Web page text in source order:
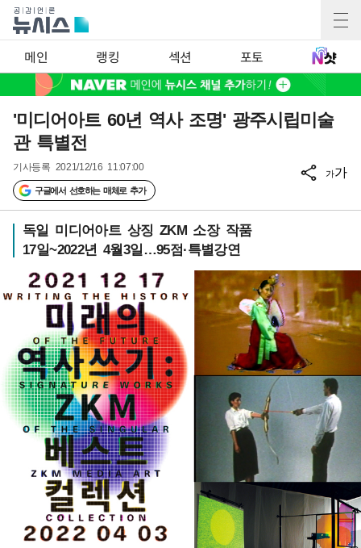
메인 랭킹 섹션 포토
'미디어아트 60년 역사 조명' 광주시립미술
관 특별전
기사등록 2021/12/16 11:07:00
구글에서 선호하는 매체로 추가
가가
독일 미디어아트 상징 ZKM 소장 작품
17일~2022년 4월3일…95점·특별강연